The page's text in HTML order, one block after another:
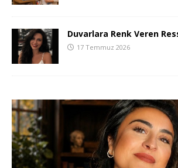
Duvarlara Renk Veren
17 Temmuz 2026